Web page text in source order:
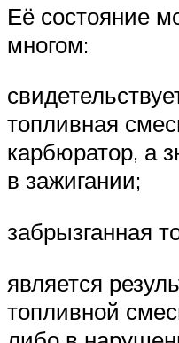
Её состояние
многом:
топливная
карбюратор, а
в зажигании;
забрызганная
является
топливной